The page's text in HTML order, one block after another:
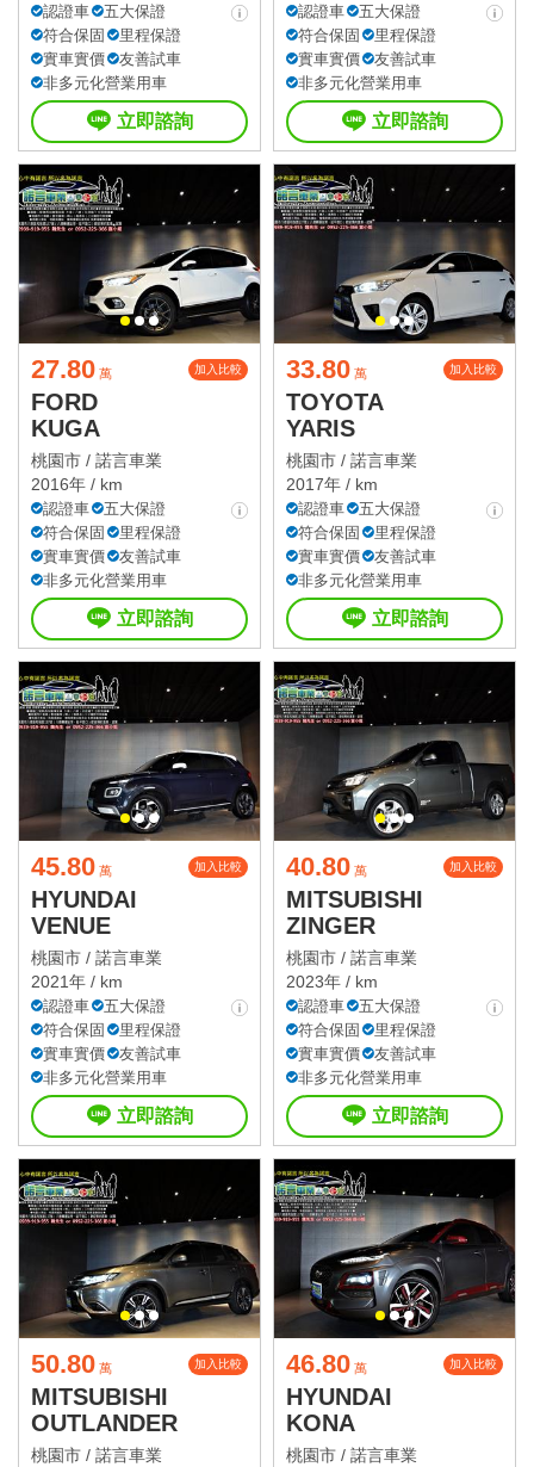
認證車
五大保證
符合保固
里程保證
實車實價
友善試車
非多元化營業用車
立即諮詢
認證車
五大保證
符合保固
里程保證
實車實價
友善試車
非多元化營業用車
立即諮詢
27.80 萬 加入比較
FORD
KUGA
桃園市 / 諾言車業
2016年 / km
認證車
五大保證
符合保固
里程保證
實車實價
友善試車
非多元化營業用車
立即諮詢
33.80 萬 加入比較
TOYOTA
YARIS
桃園市 / 諾言車業
2017年 / km
認證車
五大保證
符合保固
里程保證
實車實價
友善試車
非多元化營業用車
立即諮詢
45.80 萬 加入比較
HYUNDAI
VENUE
桃園市 / 諾言車業
2021年 / km
認證車
五大保證
符合保固
里程保證
實車實價
友善試車
非多元化營業用車
立即諮詢
40.80 萬 加入比較
MITSUBISHI
ZINGER
桃園市 / 諾言車業
2023年 / km
認證車
五大保證
符合保固
里程保證
實車實價
友善試車
非多元化營業用車
立即諮詢
50.80 萬 加入比較
MITSUBISHI
OUTLANDER
桃園市 / 諾言車業
46.80 萬 加入比較
HYUNDAI
KONA
桃園市 / 諾言車業